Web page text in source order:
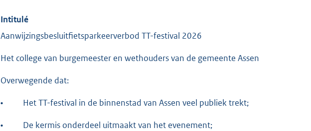
Intitulé
Aanwijzingsbesluitfietsparkeerverbod TT-festival 2026
Het college van burgemeester en wethouders van de gemeente Assen
Overwegende dat:
• Het TT-festival in de binnenstad van Assen veel publiek trekt;
• De kermis onderdeel uitmaakt van het evenement;